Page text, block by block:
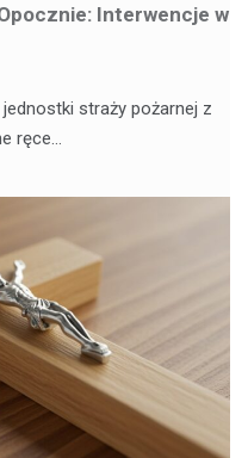
Interwencje w
straży pożarnej z
ręce…